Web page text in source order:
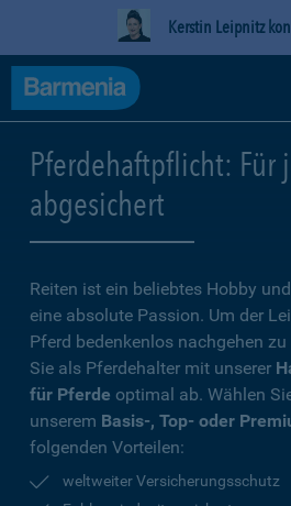
Kerstin Leipnitz
Pferdehaftpflicht: Für
abgesichert
Reiten ist ein beliebtes Hobby
eine absolute Passion. Um der
Pferd bedenkenlos nachgehen
Sie als Pferdehalter mit unserer
für Pferde optimal ab. Wählen
unserem Basis-, Top- oder
folgenden Vorteilen:
weltweiter Versicherungsschutz